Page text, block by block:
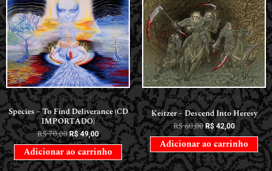
CDS INTERNACIONAIS
Species – To Find Deliverance (CD
IMPORTADO)
R$70,00 R$ 49,00
Adicionar ao carrinho
CDS INTERNACIONAIS
Keitzer – Descend Into Heresy
R$60,00 R$42,00
Adicionar ao carrinho